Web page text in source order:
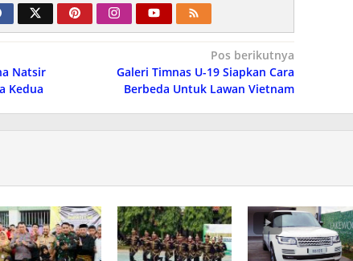
Natsir
Kedua
Pos berikutnya
Galeri Timnas U-19 Siapkan Cara
Berbeda Untuk Lawan Vietnam